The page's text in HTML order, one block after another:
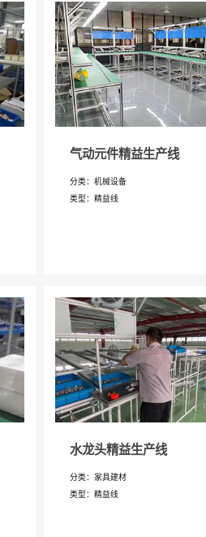
注册账号点这里
账号登录
气动元件精益生产线
分类：机械设备
类型：精益线
水龙头精益生产线
分类：家具建材
类型：精益线